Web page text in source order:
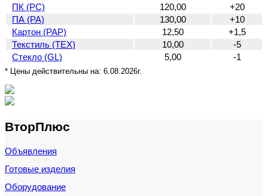
ПК (PC) 120,00
+20
ПА (PA)
130,00
+10
Картон (PAP)
12,50
+1,5
Текстиль (TEX)
10,00
-5
Стекло (GL)
5,00 -1
* Цены действительны на: 6.08.2026г.
ВторПлюс
Объявления
Готовые изделия
Оборудование